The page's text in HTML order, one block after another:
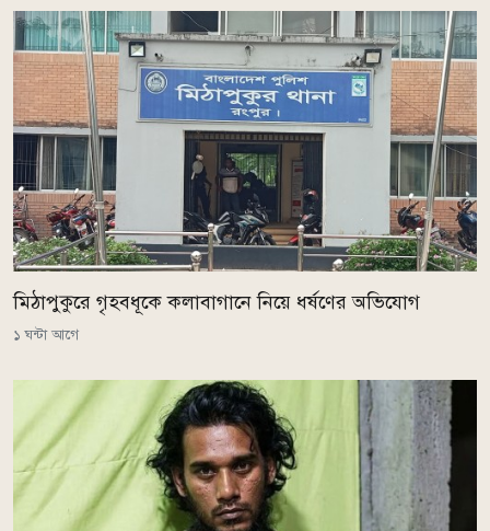
মিঠাপুকুরে গৃহবধূকে কলাবাগানে নিয়ে ধর্ষণের অভিযোগ
১ ঘন্টা আগে